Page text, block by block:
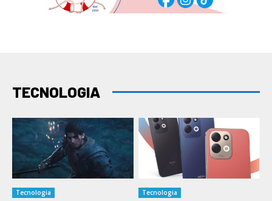
TECNOLOGIA
Tecnologia Tecnologia